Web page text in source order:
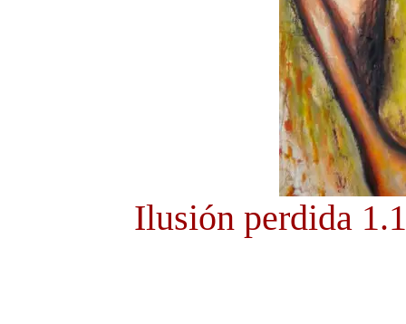
Ilusión perdida